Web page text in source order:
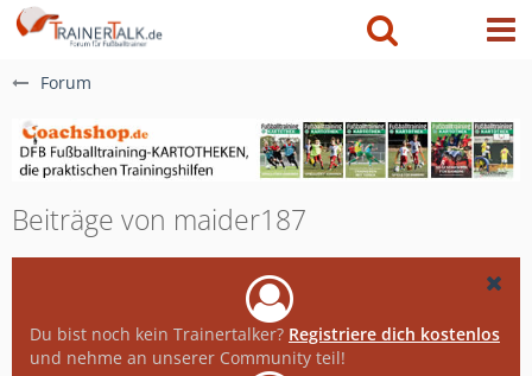
Forum
Beiträge von maider187
Du bist noch kein Trainertalker? Registriere dich kostenlos
und nehme an unserer Community teil!